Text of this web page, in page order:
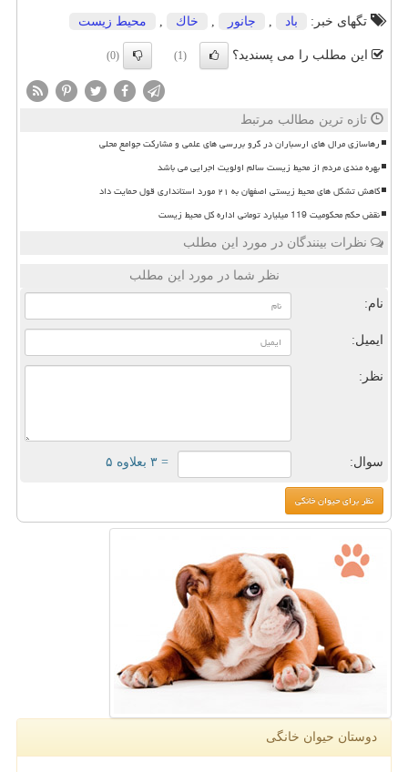
تگهای خبر:
باد , جانور , خاك , محیط زیست
این مطلب را می پسندید؟ (1)
(0)
تازه ترین مطالب مرتبط
رهاسازی مرال های ارسباران در گرو بررسی های علمی و مشارکت جوامع محلی
بهره مندی مردم از محیط زیست سالم اولویت اجرایی می باشد
کاهش تشکل های محیط زیستی اصفهان به ۲۱ مورد استانداری قول حمایت داد
نقض حکم محکومیت 119 میلیارد تومانی اداره کل محیط زیست
نظرات بینندگان در مورد این مطلب
نظر شما در مورد این مطلب
نام:
ایمیل:
نظر:
سوال: = ۳ بعلاوه ۵
دوستان حیوان خانگی